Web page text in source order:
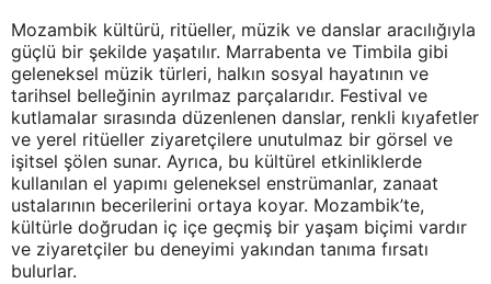
Mozambik kültürü, ritüeller, müzik ve danslar aracılığıyla
güçlü bir şekilde yaşatılır. Marrabenta ve Timbila gibi
geleneksel müzik türleri, halkın sosyal hayatının ve
tarihsel belleğinin ayrılmaz parçalarıdır. Festival ve
kutlamalar sırasında düzenlenen danslar, renkli kıyafetler
ve yerel ritüeller ziyaretçilere unutulmaz bir görsel ve
işitsel şölen sunar. Ayrıca, bu kültürel etkinliklerde
kullanılan el yapımı geleneksel enstrümanlar, zanaat
ustalarının becerilerini ortaya koyar. Mozambik’te,
kültürle doğrudan iç içe geçmiş bir yaşam biçimi vardır
ve ziyaretçiler bu deneyimi yakından tanıma fırsatı
bulurlar.